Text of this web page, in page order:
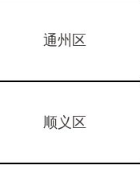
通州区
顺义区